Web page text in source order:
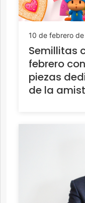
10 de febrero de
Semillitas
febrero
piezas
de la